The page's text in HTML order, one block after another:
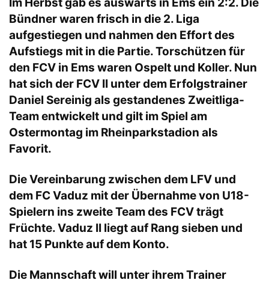
Im Herbst gab es auswärts in Ems ein 2:2. Die
Bündner waren frisch in die 2. Liga
aufgestiegen und nahmen den Effort des
Aufstiegs mit in die Partie. Torschützen für
den FCV in Ems waren Ospelt und Koller. Nun
hat sich der FCV II unter dem Erfolgstrainer
Daniel Sereinig als gestandenes Zweitliga-
Team entwickelt und gilt im Spiel am
Ostermontag im Rheinparkstadion als
Favorit.
Die Vereinbarung zwischen dem LFV und
dem FC Vaduz mit der Übernahme von U18-
Spielern ins zweite Team des FCV trägt
Früchte. Vaduz II liegt auf Rang sieben und
hat 15 Punkte auf dem Konto.
Die Mannschaft will unter ihrem Trainer